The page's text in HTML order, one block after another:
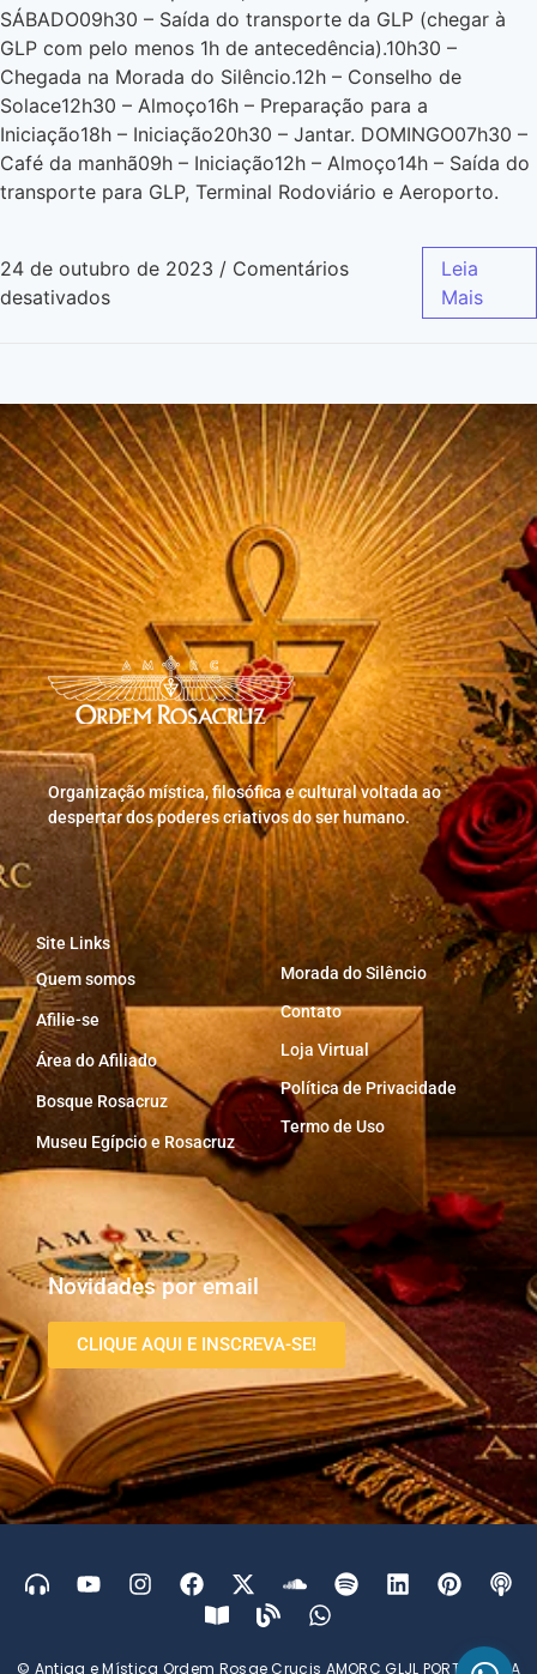
SÁBADO09h30 – Saída do transporte da GLP (chegar à
GLP com pelo menos 1h de antecedência).10h30 –
Chegada na Morada do Silêncio.12h – Conselho de
Solace12h30 – Almoço16h – Preparação para a
Iniciação18h – Iniciação20h30 – Jantar. DOMINGO07h30 –
Café da manhã09h – Iniciação12h – Almoço14h – Saída do
transporte para GLP, Terminal Rodoviário e Aeroporto.
24 de outubro de 2023 / Comentários
desativados
Leia
Mais
Organização mística, filosófica e cultural voltada ao
despertar dos poderes criativos do ser humano.
Site Links
Quem somos
Afilie-se
Área do Afiliado
Bosque Rosacruz
Museu Egípcio e Rosacruz
Morada do Silêncio
Contato
Loja Virtual
Política de Privacidade
Termo de Uso
Novidades por email
CLIQUE AQUI E INSCREVA-SE!
© Antiga e Mística Ordem Rosae Crucis AMORC GLJL PORTUGUESA